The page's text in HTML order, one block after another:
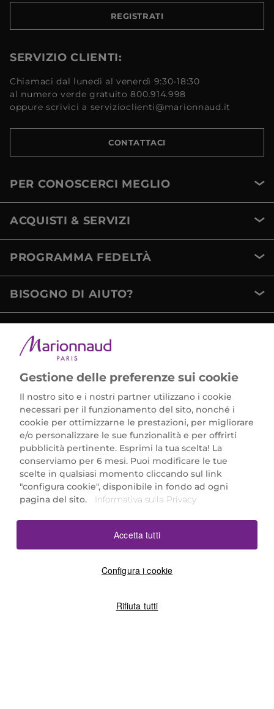
REGISTRATI
SERVIZIO CLIENTI:
Chiamaci dal lunedì al venerdì 9:30-18:30
al numero verde gratuito 800.914.998
oppure scrivici a servizioclienti@marionnaud.it
CONTATTACI
PER CONOSCERCI MEGLIO
ACQUISTI & SERVIZI
PROGRAMMA FEDELTÀ
BISOGNO DI AIUTO?
Marionnaud Parfumeries Italia S.r.l.
Largo Fiera Milano 5, 20017 Rho (MI)
REA Milano 1650024 con P.IVA 13425220152.
SCARICA LA NOSTRA APP
Gestione delle preferenze sui cookie
Il nostro sito e i nostri partner utilizzano i cookie
necessari per il funzionamento del sito, nonché i
cookie per ottimizzarne le prestazioni, per migliorare
e/o personalizzare le sue funzionalità e per offrirti
pubblicità pertinente. Esprimi la tua scelta! La
conserviamo per 6 mesi. Puoi modificare le tue
scelte in qualsiasi momento cliccando sul link
"configura cookie", disponibile in fondo ad ogni
pagina del sito.
Informativa sulla Privacy
Configura i cookie
Rifiuta tutti
Accetta tutti